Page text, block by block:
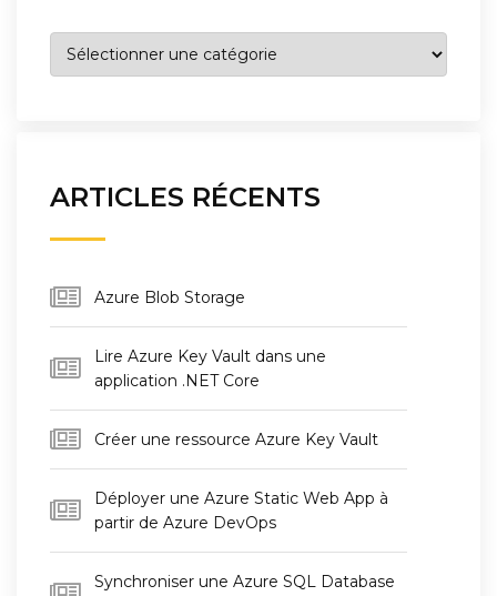
Catégories
ARTICLES RÉCENTS
Azure Blob Storage
Lire Azure Key Vault dans une
application .NET Core
Créer une ressource Azure Key Vault
Déployer une Azure Static Web App à
partir de Azure DevOps
Synchroniser une Azure SQL Database